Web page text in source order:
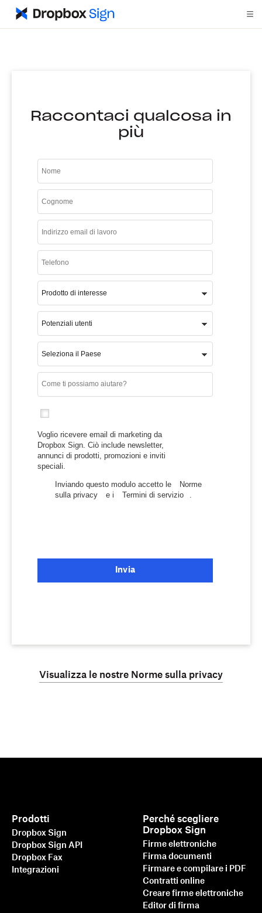
Raccontaci qualcosa in
più
Voglio ricevere email di marketing da
Dropbox Sign. Ciò include newsletter,
annunci di prodotti, promozioni e inviti
speciali.
Inviando questo modulo accetto le
Norme
sulla privacy
e i Termini di servizio
Invia
Visualizza le nostre Norme sulla privacy
Prodotti
Dropbox Sign
Dropbox Sign API
Dropbox Fax
Integrazioni
Perché scegliere
Dropbox Sign
Firme elettroniche
Firma documenti
Firmare e compilare i PDF
Contratti online
Creare firme elettroniche
Editor di firma